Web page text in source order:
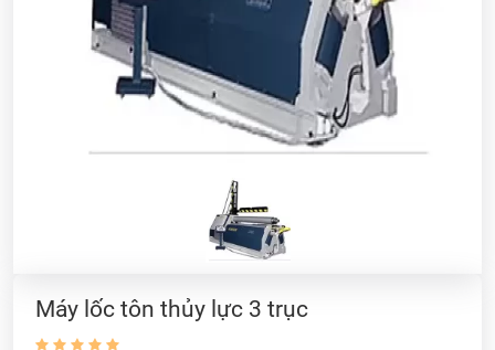
Máy lốc tôn thủy lực 3 trục